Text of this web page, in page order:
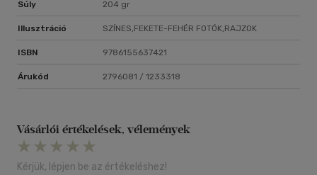
Súly 204 gr
Illusztráció SZÍNES,FEKETE-FEHÉR FOTÓK,RAJZOK
ISBN 9786155637421
Árukód 2796081 / 1233318
Vásárlói értékelések, vélemények
Kérjük, lépjen be az értékeléshez!